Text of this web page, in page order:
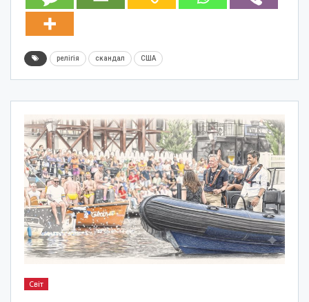
релігія скандал США
Світ